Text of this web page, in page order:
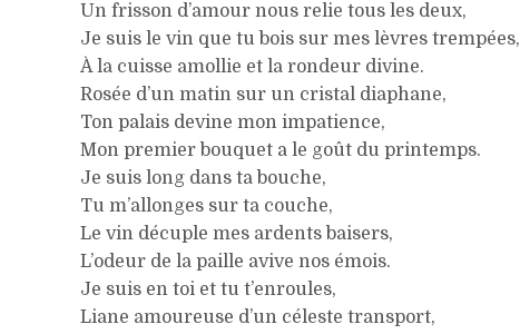
Un frisson d’amour nous relie tous les deux,
Je suis le vin que tu bois sur mes lèvres trempées,
À la cuisse amollie et la rondeur divine.
Rosée d’un matin sur un cristal diaphane,
Ton palais devine mon impatience,
Mon premier bouquet a le goût du printemps.
Je suis long dans ta bouche,
Tu m’allonges sur ta couche,
Le vin décuple mes ardents baisers,
L’odeur de la paille avive nos émois.
Je suis en toi et tu t’enroules,
Liane amoureuse d’un céleste transport,